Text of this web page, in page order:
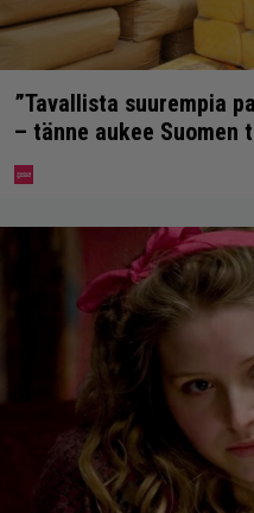
”Tavallista suurempia
– tänne aukee Suomen